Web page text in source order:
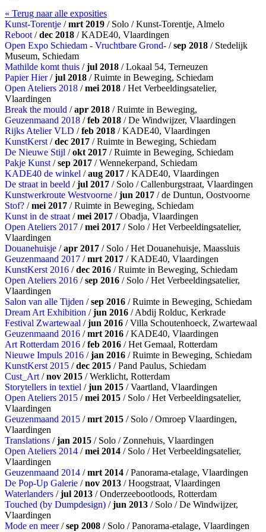
« Terug naar alle exposities
Kunst-Torentje /mrt 2019 / Solo / Kunst-Torentje, Almelo
Reboot /dec 2018 / KADE40, Vlaardingen
Open Expo Schiedam - Vruchtbare Grond- /sep 2018 / Stedelijk
Museum, Schiedam
Mathilde komt thuis /jul 2018 / Lokaal 54, Terneuzen
Papier Hier/jul 2018 / Ruimte in Beweging, Schiedam
Open Ateliers 2018 /mei 2018 / Het Verbeeldingsatelier,
Vlaardingen
Break the mould /apr 2018 / Ruimte in Beweging,
Geuzenmaand 2018 /feb 2018 / De Windwijzer, Vlaardingen
Rijks Atelier VLD /feb 2018 / KADE40, Vlaardingen
KunstKerst /dec 2017 / Ruimte in Beweging, Schiedam
De Nieuwe Stijl /okt 2017 / Ruimte in Beweging, Schiedam
Pakje Kunst /sep 2017 / Wennekerpand, Schiedam
KADE40 de winkel /aug 2017 / KADE40, Vlaardingen
De straat in beeld /jul 2017 / Solo / Callenburgstraat, Vlaardingen
Kunstwerkroute Westvoorne /jun 2017 / de Duntun, Oostvoorne
Stof? /mei 2017 / Ruimte in Beweging, Schiedam
Kunst in de straat /mei 2017 / Obadja, Vlaardingen
Open Ateliers 2017 /mei 2017 / Solo / Het Verbeeldingsatelier,
Vlaardingen
Douanehuisje /apr 2017 / Solo / Het Douanehuisje, Maassluis
Geuzenmaand 2017 /mrt 2017 / KADE40, Vlaardingen
KunstKerst 2016 /dec 2016 / Ruimte in Beweging, Schiedam
Open Ateliers 2016 /sep 2016 / Solo / Het Verbeeldingsatelier,
Vlaardingen
Salon van alle Tijden /sep 2016 / Ruimte in Beweging, Schiedam
Dream Art Exhibition /jun 2016 / Abdij Rolduc, Kerkrade
Festival Zwartewaal /jun 2016 / Villa Schoutenhoeck, Zwartewaal
Geuzenmaand 2016 /mrt 2016 / KADE40, Vlaardingen
Art Rotterdam 2016 /feb 2016 / Het Gemaal, Rotterdam
Nieuwe Impuls 2016 /jan 2016 / Ruimte in Beweging, Schiedam
KunstKerst 2015 /dec 2015 / Pand Paulus, Schiedam
Cust_Art /nov 2015 / Werklicht, Rotterdam
Storytellers in textiel /jun 2015 / Vaartland, Vlaardingen
Open Ateliers 2015 /mei 2015 / Solo / Het Verbeeldingsatelier,
Vlaardingen
Geuzenmaand 2015 /mrt 2015 / Solo / Omroep Vlaardingen,
Vlaardingen
Translations /jan 2015 / Solo / Zonnehuis, Vlaardingen
Open Ateliers 2014 /mei 2014 / Solo / Het Verbeeldingsatelier,
Vlaardingen
Geuzenmaand 2014 /mrt 2014 / Panorama-etalage, Vlaardingen
De Pop-Up Galerie /nov 2013 / Hoogstraat, Vlaardingen
Waterlanders /jul 2013 / Onderzeebootloods, Rotterdam
Touched (by Dumpdesign) /jun 2013 / Solo / De Windwijzer,
Vlaardingen
Mode en meer/sep 2008 / Solo / Panorama-etalage, Vlaardingen